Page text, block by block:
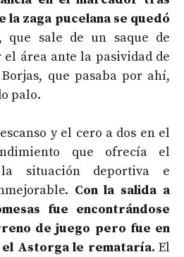
la zaga pucelana se quedó
que sale de un saque de
el área ante la pasividad de
que pasaba por ahí,
palo.
y el cero a dos en el
que ofrecía el
situación deportiva e
Con la salida a
fue encontrándose
de juego pero fue en
Astorga le remataría. El